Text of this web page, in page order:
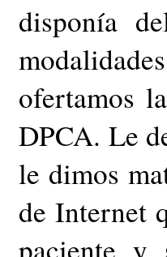
disponía
ofertamos
DPCA. Le
le dimos
de Internet
paciente y